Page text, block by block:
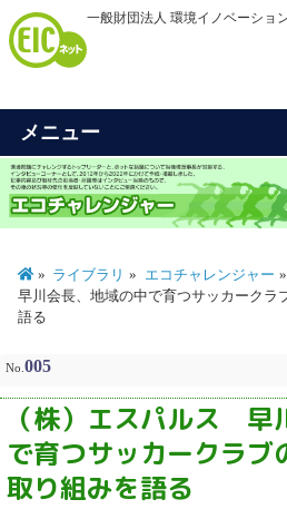
一般財団法人 環境イノベーショ
メニュー
ライブラリ エコチャレンジャー
早川会長、地域の中で育つサッカークラ
語る
No. 005
（株）エスパルス 早
で育つサッカークラブ
取り組みを語る